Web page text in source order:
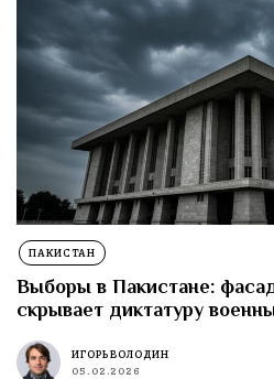
ПАКИСТАН
Выборы в Пакистане:
скрывает диктатуру
ИГОРЬ ВОЛОДИН
05.02.2026